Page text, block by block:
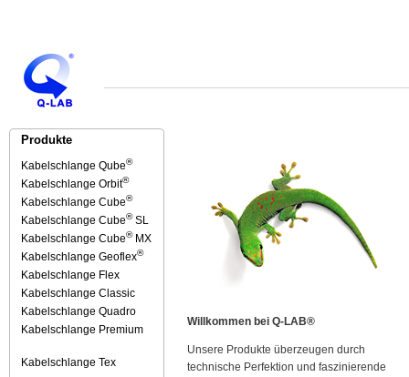
Produkte
Kabelschlange Qube®
Kabelschlange Orbit®
Kabelschlange Cube®
Kabelschlange Cube®SL
Kabelschlange Cube®MX
Kabelschlange Geoflex®
Kabelschlange Flex
Kabelschlange Classic
Kabelschlange Quadro
Kabelschlange Premium
Kabelschlange Tex
Willkommen bei Q-LAB®
Unsere Produkte überzeugen durch
technische Perfektion und faszinierende